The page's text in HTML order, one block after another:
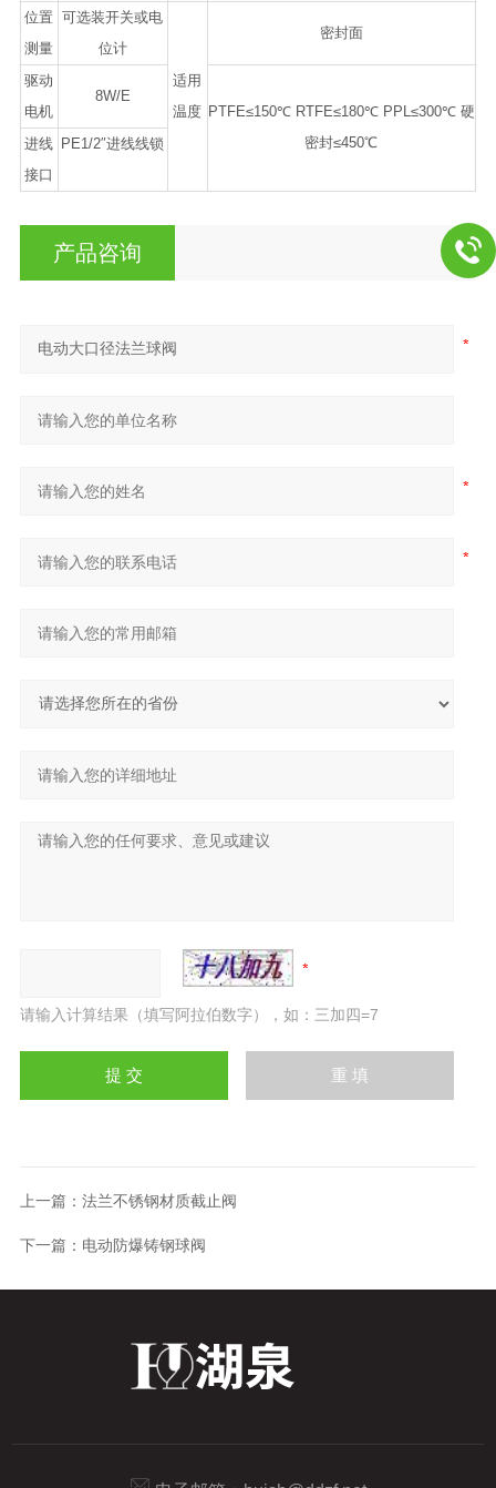
位置
测量
可选装开关或电
位计
适用
温度
密封面
驱动
电机
8W/E
PTFE≤150℃ RTFE≤180℃ PPL≤300℃ 硬
密封≤450℃
进线
接口
PE1/2″进线线锁
产品咨询
请输入计算结果（填写阿拉伯数字），如：三加四=7
上一篇： 法兰不锈钢材质截止阀
下一篇： 电动防爆铸钢球阀